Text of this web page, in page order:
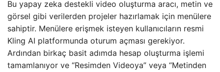
Bu yapay zeka destekli video oluşturma aracı, metin ve
görsel gibi verilerden projeler hazırlamak için menülere
sahiptir. Menülere erişmek isteyen kullanıcıların resmi
Kling AI platformunda oturum açması gerekiyor.
Ardından birkaç basit adımda hesap oluşturma işlemi
tamamlanıyor ve “Resimden Videoya” veya “Metinden